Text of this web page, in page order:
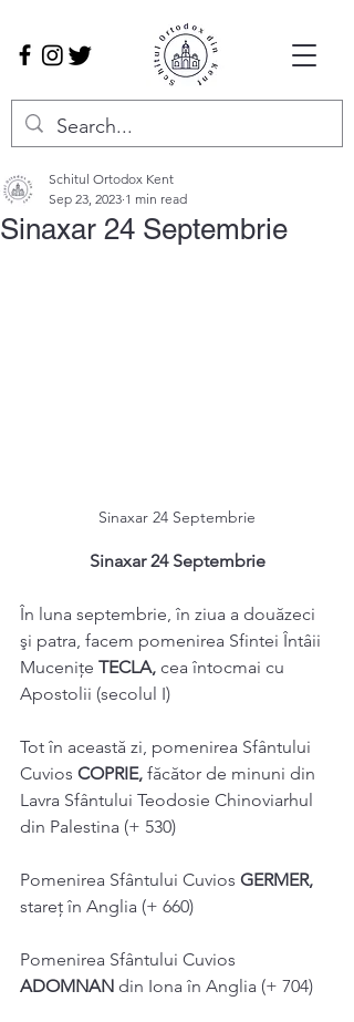
Sinaxar 24 Septembrie
Schitul Ortodox Kent
Sep 23, 2023 1 min read
Sinaxar 24 Septembrie
Sinaxar 24 Septembrie
În luna septembrie, în ziua a douăzeci
şi patra, facem pomenirea Sfintei Întâii
Mucenițe TECLA, cea întocmai cu
Apostolii (secolul I)
Tot în această zi, pomenirea Sfântului
Cuvios COPRIE, făcător de minuni din
Lavra Sfântului Teodosie Chinoviarhul
din Palestina (+ 530)
Pomenirea Sfântului Cuvios GERMER,
stareţ în Anglia (+ 660)
Pomenirea Sfântului Cuvios
ADOMNAN din Iona în Anglia (+ 704)